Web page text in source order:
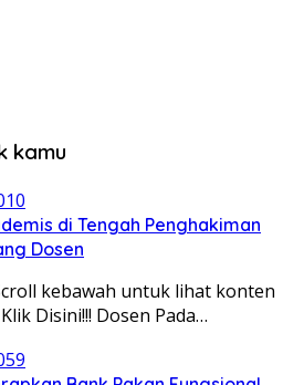
kamu
di Tengah Penghakiman
Dosen
kebawah untuk lihat konten
Disini!!! Dosen Pada…